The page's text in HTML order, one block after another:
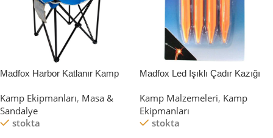
Madfox Harbor Katlanır Kamp
Kamp Ekipmanları, Masa &
Sandalye
stokta
Madfox Led Işıklı Çadır Kazığı
Kamp Malzemeleri, Kamp
Ekipmanları
stokta